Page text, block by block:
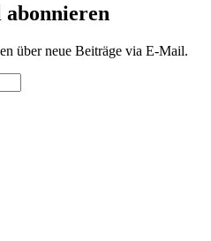
über neue Beiträge via E-Mail.